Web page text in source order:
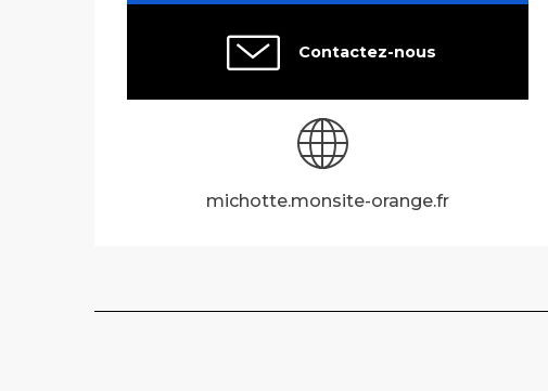
Contactez-nous
michotte.monsite-orange.fr